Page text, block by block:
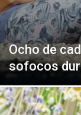
Ocho de
sofocos